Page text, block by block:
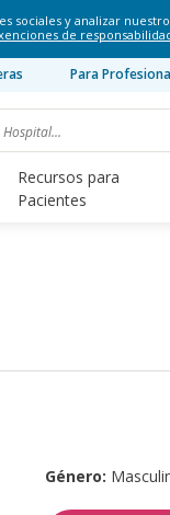
sociales y analizar
de
Para
Recursos para
Pacientes
Género: